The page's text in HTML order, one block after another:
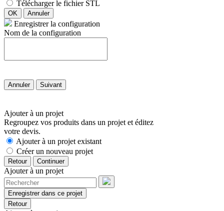
Télécharger le fichier STL
OK Annuler
Enregistrer la configuration
Nom de la configuration
Annuler Suivant
Ajouter à un projet
Regroupez vos produits dans un projet et éditez
votre devis.
Ajouter à un projet existant
Créer un nouveau projet
Retour Continuer
Ajouter à un projet
Enregistrer dans ce projet
Retour